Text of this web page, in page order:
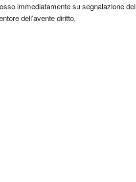
immediatamente su segnalazione del
dell’avente diritto.